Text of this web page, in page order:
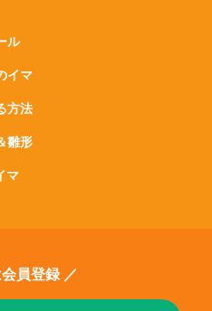
ル
イマ
方法
雛形
マ
員登録 ／